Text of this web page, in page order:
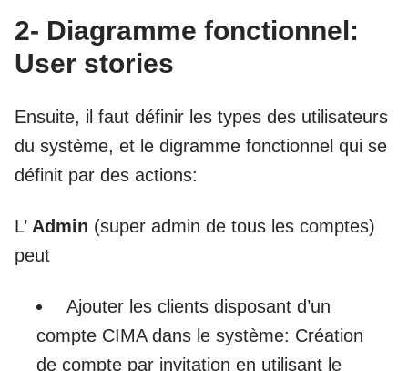
2- Diagramme fonctionnel:
User stories
Ensuite, il faut définir les types des utilisateurs
du système, et le digramme fonctionnel qui se
définit par des actions:
L’ Admin (super admin de tous les comptes)
peut
Ajouter les clients disposant d’un
compte CIMA dans le système: Création
de compte par invitation en utilisant le